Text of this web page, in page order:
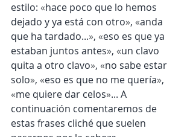
estilo: «hace poco que lo hemos
dejado y ya está con otro», «anda
que ha tardado...», «eso es que ya
estaban juntos antes», «un clavo
quita a otro clavo», «no sabe estar
solo», «eso es que no me quería»,
«me quiere dar celos»... A
continuación comentaremos de
estas frases cliché que suelen